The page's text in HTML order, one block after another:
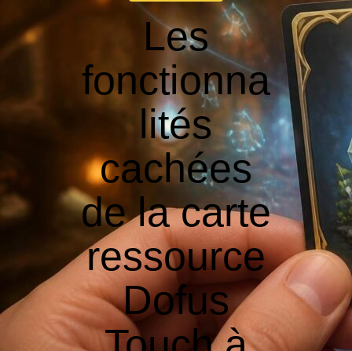
Les
fonctionna
lités
cachées
de la carte
ressource
Dofus